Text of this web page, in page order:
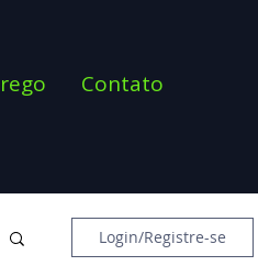
Contato
Login/Registre-se